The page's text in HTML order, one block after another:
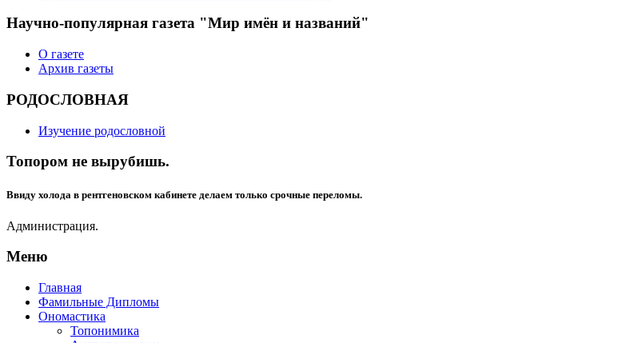
Научно-популярная газета "Мир имён и названий"
О газете
Архив газеты
РОДОСЛОВНАЯ
Изучение родословной
Топором не вырубишь.
Ввиду холода в рентгеновском кабинете делаем только срочные переломы.
Администрация.
Меню
Главная
Фамильные Дипломы
Ономастика
Топонимика